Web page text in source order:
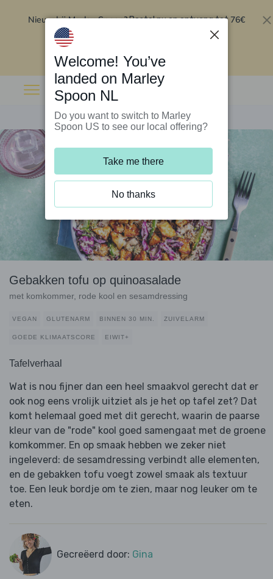
Nieuw bij Marley Spoon?Bestel nu en ontvang tot 76€
Gebakken tofu op quinoasalade
met komkommer, rode kool en sesamdressing
VEGAN GLUTENARM BINNEN 30 MIN. ZUIVELARM
GOEDE KLIMAATSCORE EIWIT+
Tafelverhaal
Wat is nou fijner dan een heel smaakvol gerecht dat er
ook nog eens vrolijk uitziet als je het op tafel zet? Dat
komt helemaal goed met dit gerecht, waarin de paarse
kleur van de "rode" kool goed samengaat met de groene
komkommer. En op smaak hebben we zeker niet
ingeleverd: de sesamdressing verbindt alle elementen,
en de gebakken tofu voegt zowel smaak als textuur
toe. Een leuk bordje om te zien, maar nog leuker om te
eten.
Gecreëerd door: Gina
Welcome! You’ve
landed on Marley
Spoon NL
Do you want to switch to Marley
Spoon US to see our local offering?
Take me there
No thanks